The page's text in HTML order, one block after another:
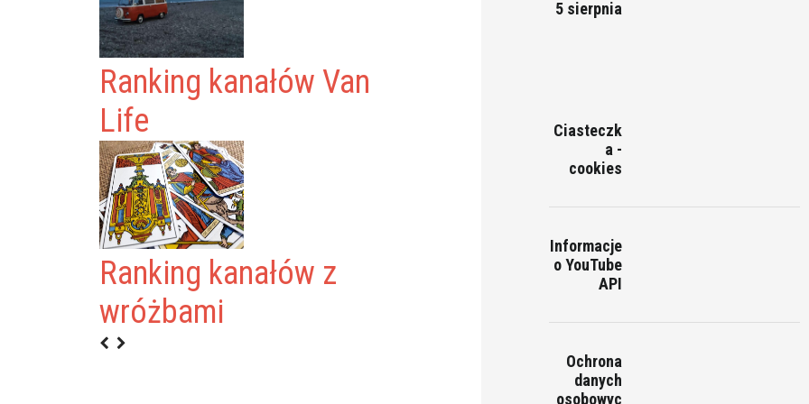
Ranking kanałów Van
Life
Ranking kanałów z
wróżbami
5 sierpnia
Ciasteczk
a -
cookies
Informacje
o YouTube
API
Ochrona
danych
osobowyc